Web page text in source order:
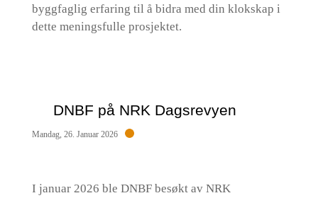
byggfaglig erfaring til å bidra med din klokskap i
dette meningsfulle prosjektet.
DNBF på NRK Dagsrevyen
Mandag, 26. Januar 2026
I januar 2026 ble DNBF besøkt av NRK